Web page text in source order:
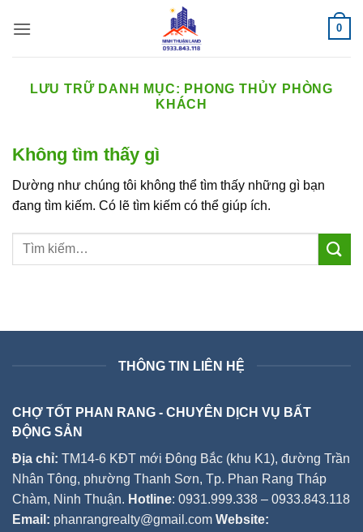
qua
0
LƯU TRỮ DANH MỤC: PHONG THỦY PHÒNG
KHÁCH
Không tìm thấy gì
Dường như chúng tôi không thể tìm thấy những gì bạn
đang tìm kiếm. Có lẽ tìm kiếm có thể giúp ích.
THÔNG TIN LIÊN HỆ
CHỢ TỐT PHAN RANG - CHUYÊN DỊCH VỤ BẤT
ĐỘNG SẢN
Địa chỉ: TM14-6 KĐT mới Đông Bắc (khu K1), đường Trần
Nhân Tông, phường Thanh Sơn, Tp. Phan Rang Tháp
Chàm, Ninh Thuận. Hotline: 0931.999.338 – 0933.843.118
Email: phanrangrealty@gmail.com Website: